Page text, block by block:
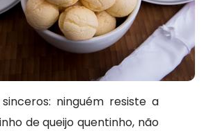
sinceros: ninguém resiste a
de queijo quentinho, não